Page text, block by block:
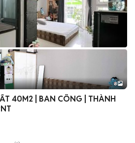
+2
8
40M2 | BAN CÔNG | THÀNH